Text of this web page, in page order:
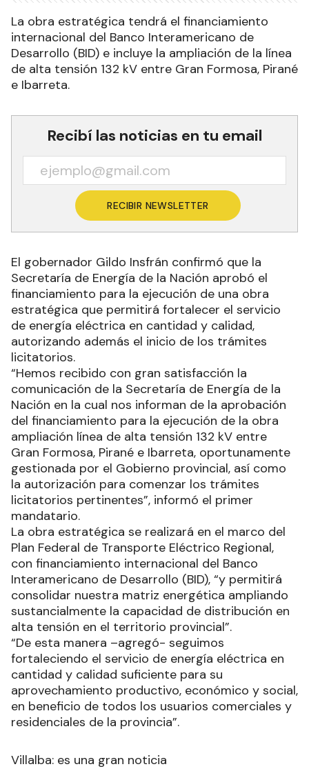
La obra estratégica tendrá el financiamiento
internacional del Banco Interamericano de
Desarrollo (BID) e incluye la ampliación de la línea
de alta tensión 132 kV entre Gran Formosa, Pirané
e Ibarreta.
Recibí las noticias en tu email
RECIBIR NEWSLETTER
El gobernador Gildo Insfrán confirmó que la
Secretaría de Energía de la Nación aprobó el
financiamiento para la ejecución de una obra
estratégica que permitirá fortalecer el servicio
de energía eléctrica en cantidad y calidad,
autorizando además el inicio de los trámites
licitatorios.
“Hemos recibido con gran satisfacción la
comunicación de la Secretaría de Energía de la
Nación en la cual nos informan de la aprobación
del financiamiento para la ejecución de la obra
ampliación línea de alta tensión 132 kV entre
Gran Formosa, Pirané e Ibarreta, oportunamente
gestionada por el Gobierno provincial, así como
la autorización para comenzar los trámites
licitatorios pertinentes”, informó el primer
mandatario.
La obra estratégica se realizará en el marco del
Plan Federal de Transporte Eléctrico Regional,
con financiamiento internacional del Banco
Interamericano de Desarrollo (BID), “y permitirá
consolidar nuestra matriz energética ampliando
sustancialmente la capacidad de distribución en
alta tensión en el territorio provincial”.
“De esta manera –agregó- seguimos
fortaleciendo el servicio de energía eléctrica en
cantidad y calidad suficiente para su
aprovechamiento productivo, económico y social,
en beneficio de todos los usuarios comerciales y
residenciales de la provincia”.
Villalba: es una gran noticia